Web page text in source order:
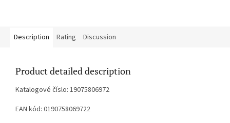
Description Rating Discussion
Product detailed description
Katalogové číslo: 19075806972
EAN kód: 0190758069722